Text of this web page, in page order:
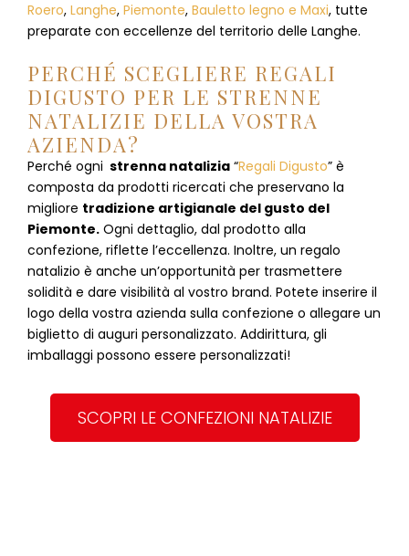
Roero, Langhe, Piemonte, Bauletto legno e Maxi, tutte
preparate con eccellenze del territorio delle Langhe.
PERCHÉ SCEGLIERE REGALI
DIGUSTO PER LE STRENNE
NATALIZIE DELLA VOSTRA
AZIENDA?
Perché ogni strenna natalizia “Regali Digusto” è
composta da prodotti ricercati che preservano la
migliore tradizione artigianale del gusto del
Piemonte. Ogni dettaglio, dal prodotto alla
confezione, riflette l’eccellenza. Inoltre, un regalo
natalizio è anche un’opportunità per trasmettere
solidità e dare visibilità al vostro brand. Potete inserire il
logo della vostra azienda sulla confezione o allegare un
biglietto di auguri personalizzato. Addirittura, gli
imballaggi possono essere personalizzati!
SCOPRI LE CONFEZIONI NATALIZIE